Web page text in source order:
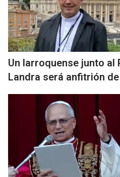
Un larroquense junto al
Landra será anfitrión